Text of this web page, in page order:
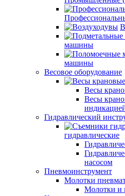
машины
машины
Весовое оборудование
Весы
Весы
Гидравлический
гидравлические
насосом
Пневмоинструмент
Молотки
Молотки и